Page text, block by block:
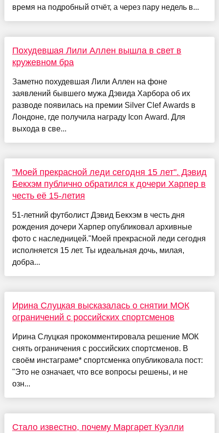
время на подробный отчёт, а через пару недель в...
Похудевшая Лили Аллен вышла в свет в
кружевном бра
Заметно похудевшая Лили Аллен на фоне
заявлений бывшего мужа Дэвида Харбора об их
разводе появилась на премии Silver Clef Awards в
Лондоне, где получила награду Icon Award. Для
выхода в све...
"Моей прекрасной леди сегодня 15 лет". Дэвид
Бекхэм публично обратился к дочери Харпер в
честь её 15-летия
51-летний футболист Дэвид Бекхэм в честь дня
рождения дочери Харпер опубликовал архивные
фото с наследницей."Моей прекрасной леди сегодня
исполняется 15 лет. Ты идеальная дочь, милая,
добра...
Ирина Слуцкая высказалась о снятии МОК
ограничений с российских спортсменов
Ирина Слуцкая прокомментировала решение МОК
снять ограничения с российских спортсменов. В
своём инстаграме* спортсменка опубликовала пост:
"Это не означает, что все вопросы решены, и не
озн...
Стало известно, почему Маргарет Куэлли